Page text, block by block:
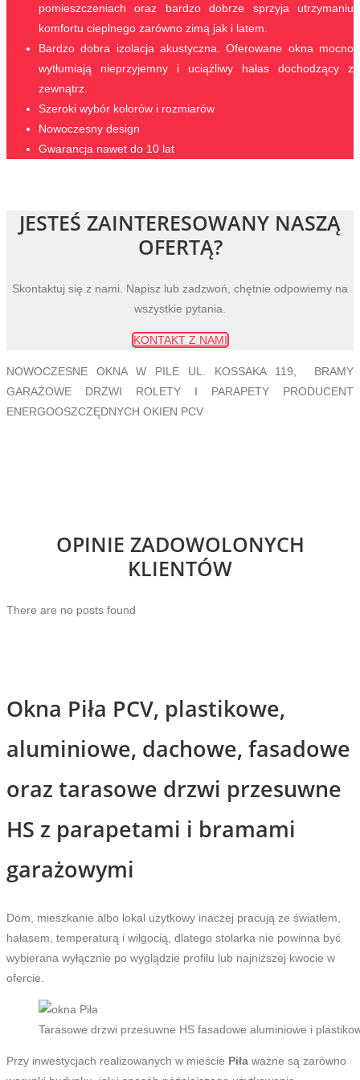
pomieszczeniach oraz bardzo dobrze sprzyja utrzymaniu
komfortu cieplnego zarówno zimą jak i latem.
Bardzo dobra izolacja akustyczna. Oferowane okna mocno
wytłumiają nieprzyjemny i uciążliwy hałas dochodzący z
zewnątrz.
Szeroki wybór kolorów i rozmiarów
Nowoczesny design
Gwarancja nawet do 10 lat
JESTEŚ ZAINTERESOWANY NASZĄ
OFERTĄ?
Skontaktuj się z nami. Napisz lub zadzwoń, chętnie odpowiemy na
wszystkie pytania.
KONTAKT Z NAMI
NOWOCZESNE OKNA W PILE UL. KOSSAKA 119, BRAMY
GARAŻOWE DRZWI ROLETY I PARAPETY PRODUCENT
ENERGOOSZCZĘDNYCH OKIEN PCV
OPINIE ZADOWOLONYCH
KLIENTÓW
There are no posts found
Okna Piła PCV, plastikowe,
aluminiowe, dachowe, fasadowe
oraz tarasowe drzwi przesuwne
HS z parapetami i bramami
garażowymi
Dom, mieszkanie albo lokal użytkowy inaczej pracują ze światłem,
hałasem, temperaturą i wilgocią, dlatego stolarka nie powinna być
wybierana wyłącznie po wyglądzie profilu lub najniższej kwocie w
ofercie.
Tarasowe drzwi przesuwne HS fasadowe aluminiowe i
Przy inwestycjach realizowanych w mieście Piła ważne są zarówno